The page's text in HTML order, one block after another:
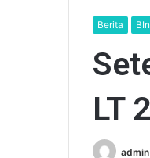
Berita
LT
admin